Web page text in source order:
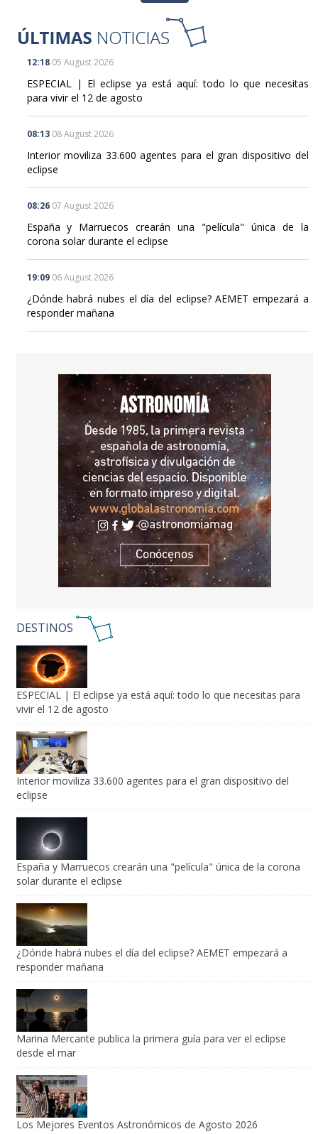
12:18 05 August 2026
ESPECIAL | El eclipse ya está aquí: todo lo que necesitas
para vivir el 12 de agosto
08:13 08 August 2026
Interior moviliza 33.600 agentes para el gran dispositivo del
eclipse
08:26 07 August 2026
España y Marruecos crearán una "película" única de la
corona solar durante el eclipse
19:09 06 August 2026
¿Dónde habrá nubes el día del eclipse? AEMET empezará a
responder mañana
DESTINOS
ESPECIAL | El eclipse ya está aquí: todo lo que necesitas para
vivir el 12 de agosto
Interior moviliza 33.600 agentes para el gran dispositivo del
eclipse
España y Marruecos crearán una "película" única de la corona
solar durante el eclipse
¿Dónde habrá nubes el día del eclipse? AEMET empezará a
responder mañana
Marina Mercante publica la primera guía para ver el eclipse
desde el mar
Los Mejores Eventos Astronómicos de Agosto 2026